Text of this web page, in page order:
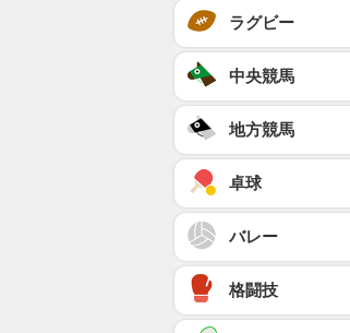
ラグビー
中央競馬
地方競馬
卓球
バレー
格闘技